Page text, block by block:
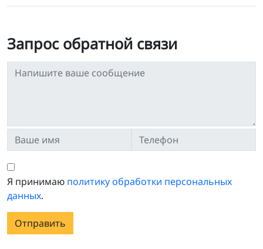
Запрос обратной связи
Я принимаю политику обработки персональных
данных.
Отправить